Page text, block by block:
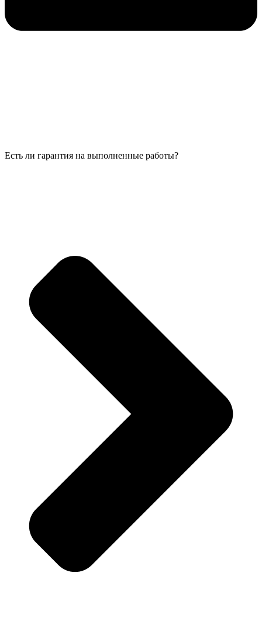
Есть ли гарантия на выполненные работы?